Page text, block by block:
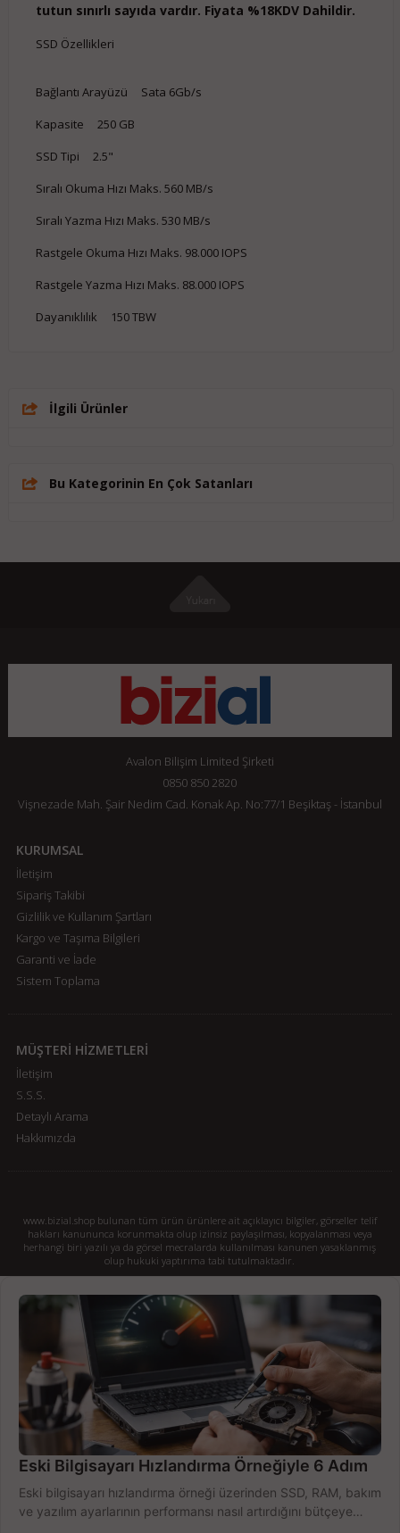
tutun sınırlı sayıda vardır. Fiyata %18KDV Dahildir.
SSD Özellikleri
Bağlantı Arayüzü Sata 6Gb/s
Kapasite 250 GB
SSD Tipi 2.5"
Sıralı Okuma Hızı Maks. 560 MB/s
Sıralı Yazma Hızı Maks. 530 MB/s
Rastgele Okuma Hızı Maks. 98.000 IOPS
Rastgele Yazma Hızı Maks. 88.000 IOPS
Dayanıklılık 150 TBW
İlgili Ürünler
Bu Kategorinin En Çok Satanları
Avalon Bilişim Limited Şirketi
0850 850 2820
Vişnezade Mah. Şair Nedim Cad. Konak Ap. No:77/1 Beşiktaş - İstanbul
KURUMSAL
İletişim
Sipariş Takibi
Gizlilik ve Kullanım Şartları
Kargo ve Taşıma Bilgileri
Garanti ve İade
Sistem Toplama
MÜŞTERİ HİZMETLERİ
İletişim
S.S.S.
Detaylı Arama
Hakkımızda
www.bizial.shop bulunan tüm ürün ürünlere ait açıklayıcı bilgiler, görseller telif
hakları kanununca korunmakta olup izinsiz paylaşılması, kopyalanması veya
herhangi biri yazılı ya da görsel mecralarda kullanılması kanunen yasaklanmış
olup hukuki yaptırıma tabi tutulmaktadır.
Eski Bilgisayarı Hızlandırma Örneğiyle 6 Adım
Eski bilgisayarı hızlandırma örneği üzerinden SSD, RAM, bakım
ve yazılım ayarlarının performansı nasıl artırdığını bütçeye